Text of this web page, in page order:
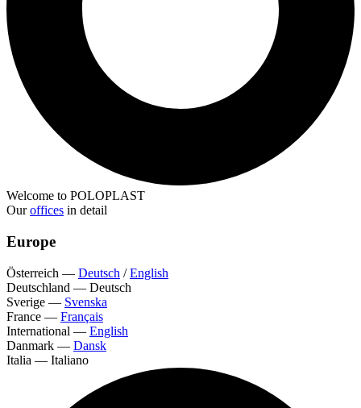
Welcome to POLOPLAST
Ouroffices in detail
Europe
Österreich — Deutsch /English
Deutschland — Deutsch
Sverige — Svenska
France — Français
International — English
Danmark — Dansk
Italia — Italiano